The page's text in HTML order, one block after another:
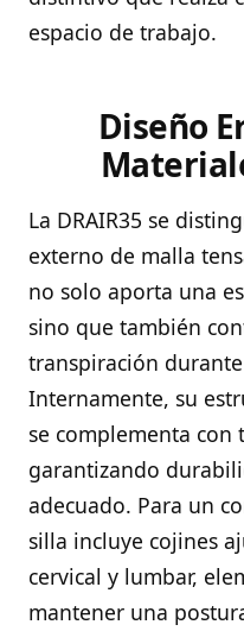
espacio de trabajo.
Diseño
La DRAIR35 se
externo de malla
no solo aporta una
sino que también
transpiración
Internamente, su
se complementa con
garantizando
adecuado. Para un
silla incluye cojines
cervical y lumbar,
mantener una